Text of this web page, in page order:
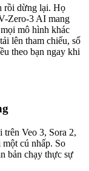
rồi dừng lại. Họ
Zero-3 AI mang
mô hình khác
lên tham chiếu, số
theo bạn ngay khi
Veo 3, Sora 2,
cú nhấp. So
bản chạy thực sự